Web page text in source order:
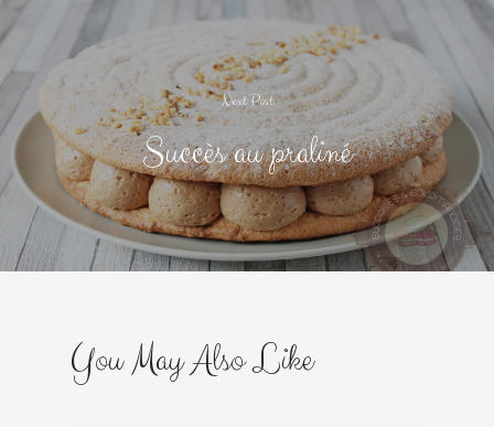
Next Post
Succès au praliné
You May Also Like